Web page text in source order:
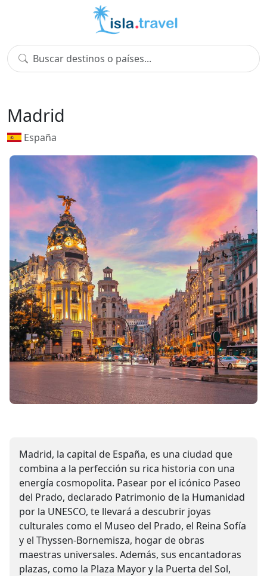
Madrid
España
Madrid, la capital de España, es una ciudad que
combina a la perfección su rica historia con una
energía cosmopolita. Pasear por el icónico Paseo
del Prado, declarado Patrimonio de la Humanidad
por la UNESCO, te llevará a descubrir joyas
culturales como el Museo del Prado, el Reina Sofía
y el Thyssen-Bornemisza, hogar de obras
maestras universales. Además, sus encantadoras
plazas, como la Plaza Mayor y la Puerta del Sol,